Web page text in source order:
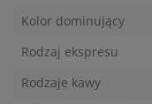
Kolor dominujący
Rodzaj ekspresu
Rodzaje kawy